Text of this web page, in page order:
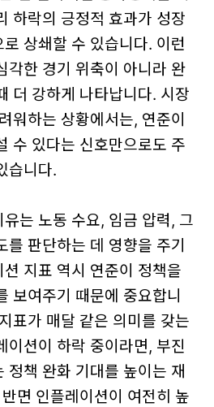
하락의 긍정적 효과가 성장
상쇄할 수 있습니다. 이런
각한 경기 위축이 아니라 완
더 강하게 나타납니다. 시장
워하는 상황에서는, 연준이
수 있다는 신호만으로도 주
습니다.
는 노동 수요, 임금 압력, 그
를 판단하는 데 영향을 주기
지표 역시 연준이 정책을
보여주기 때문에 중요합니
표가 매달 같은 의미를 갖는
이션이 하락 중이라면, 부진
정책 완화 기대를 높이는 재
면 인플레이션이 여전히 높